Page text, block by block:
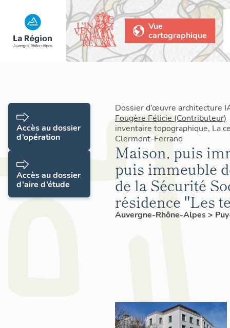
Vue
cartographique
Dossier d’œuvre architecture
Fougère Félicie (Contributeur)
inventaire topographique, La
Clermont-Ferrand
Maison, puis
puis immeuble
de la Sécurité
résidence "Les
Auvergne-Rhône-Alpes>
Accès au dossier
d’opération
Accès au dossier
d’aire d’étude